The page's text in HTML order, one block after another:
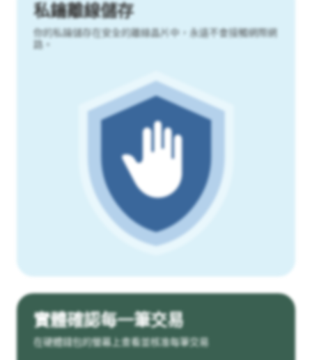
私鑰離線儲存
你的私鑰儲存在安全的離線晶片中，永遠不會接觸網際網
路。
實體確認每一筆交易
在硬體錢包的螢幕上查看並核准每筆交易